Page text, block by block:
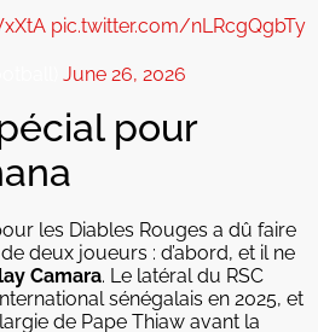
pic.twitter.com/nLRcgQgbTy
June 26, 2026
pour
les Diables Rouges a dû faire
deux joueurs : d’abord, et il ne
Camara. Le latéral du RSC
sénégalais en 2025, et
de Pape Thiaw avant la